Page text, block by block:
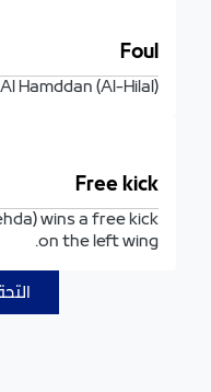
Foul
Hamddan (Al-Hilal).
Free kick
wins a free kick
on the left wing.